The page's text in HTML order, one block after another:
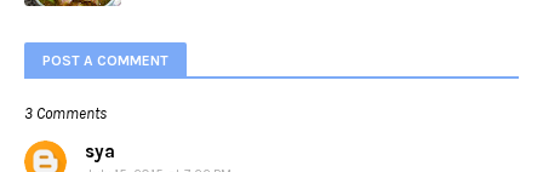
POST A COMMENT
3 Comments
sya